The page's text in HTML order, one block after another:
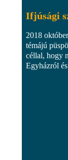
Ifjúsági
2018
témájú
céllal, hogy
Egyházról